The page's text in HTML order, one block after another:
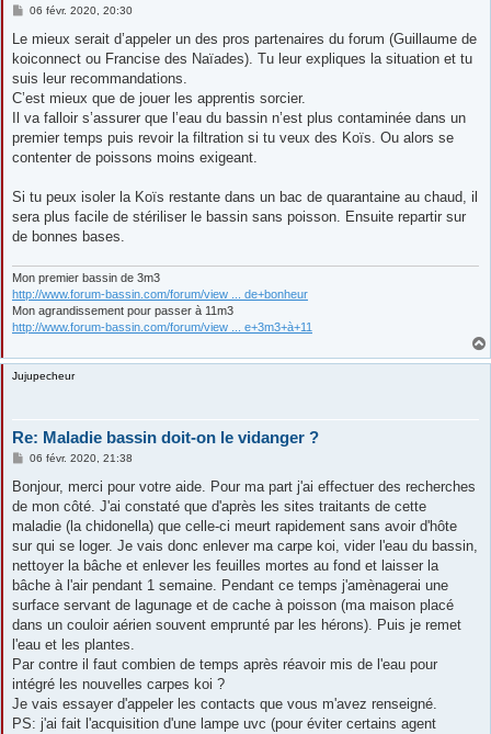
M
s
a
g
06 févr. 2020, 20:30
Le mieux serait d’appeler un des pros partenaires du forum (Guillaume de
koiconnect ou Francise des Naïades). Tu leur expliques la situation et tu
suis leur recommandations.
C’est mieux que de jouer les apprentis sorcier.
Il va falloir s’assurer que l’eau du bassin n’est plus contaminée dans un
premier temps puis revoir la filtration si tu veux des Koïs. Ou alors se
contenter de poissons moins exigeant.
Si tu peux isoler la Koïs restante dans un bac de quarantaine au chaud, il
sera plus facile de stériliser le bassin sans poisson. Ensuite repartir sur
de bonnes bases.
Mon premier bassin de 3m3
http://www.forum-bassin.com/forum/view ... de+bonheur
Mon agrandissement pour passer à 11m3
http://www.forum-bassin.com/forum/view ... e+3m3+à+11
Jujupecheur
Re: Maladie bassin doit-on le vidanger ?
M
s
a
g
06 févr. 2020, 21:38
Bonjour, merci pour votre aide. Pour ma part j'ai effectuer des recherches
de mon côté. J'ai constaté que d'après les sites traitants de cette
maladie (la chidonella) que celle-ci meurt rapidement sans avoir d'hôte
sur qui se loger. Je vais donc enlever ma carpe koi, vider l'eau du bassin,
nettoyer la bâche et enlever les feuilles mortes au fond et laisser la
bâche à l'air pendant 1 semaine. Pendant ce temps j'amènagerai une
surface servant de lagunage et de cache à poisson (ma maison placé
dans un couloir aérien souvent emprunté par les hérons). Puis je remet
l'eau et les plantes.
Par contre il faut combien de temps après réavoir mis de l'eau pour
intégré les nouvelles carpes koi ?
Je vais essayer d'appeler les contacts que vous m'avez renseigné.
PS: j'ai fait l'acquisition d'une lampe uvc (pour éviter certains agent